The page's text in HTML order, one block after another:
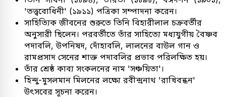
'তত্ত্ববোধিনী' (১৯১১) পত্রিকা সম্পাদনা করেন।
সাহিত্যিক জীবনের শুরুতে তিনি বিহারীলাল চক্রবর্তীর
অনুসারী ছিলেন। পরবর্তীতে তাঁর সাহিত্যে মধ্যযুগীয় বৈষ্ণব
পদাবলি, উপনিষদ, দোঁহাবলি, লালনের বাউল গান ও
রামপ্রসাদ সেনের শাক্ত পদাবলির প্রভাব পরিলক্ষিত হয়।
তাঁর শ্রেষ্ঠ কাব্য সংকলনের নাম 'সঞ্চয়িতা'।
হিন্দু-মুসলমান মিলনের লক্ষ্যে রবীন্দ্রনাথ 'রাখিবন্ধন'
উৎসবের সূচনা করেন।